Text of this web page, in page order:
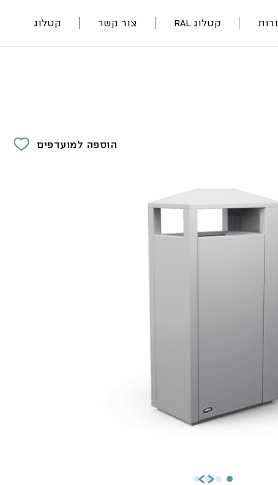
קטלוג RAL צור קשר קטלוג
הוספה למועדפים